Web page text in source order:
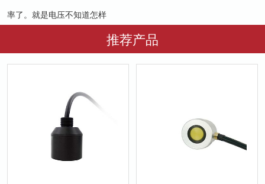
率了。就是电压不知道怎样
推荐产品